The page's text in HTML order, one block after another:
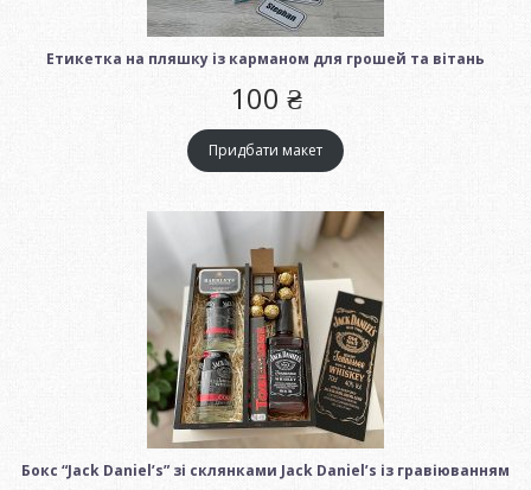
Етикетка на пляшку із карманом для грошей та вітань
100 ₴
Придбати макет
Бoкс “Jack Daniel’s” зі склянками Jack Daniel’s із гравіюванням